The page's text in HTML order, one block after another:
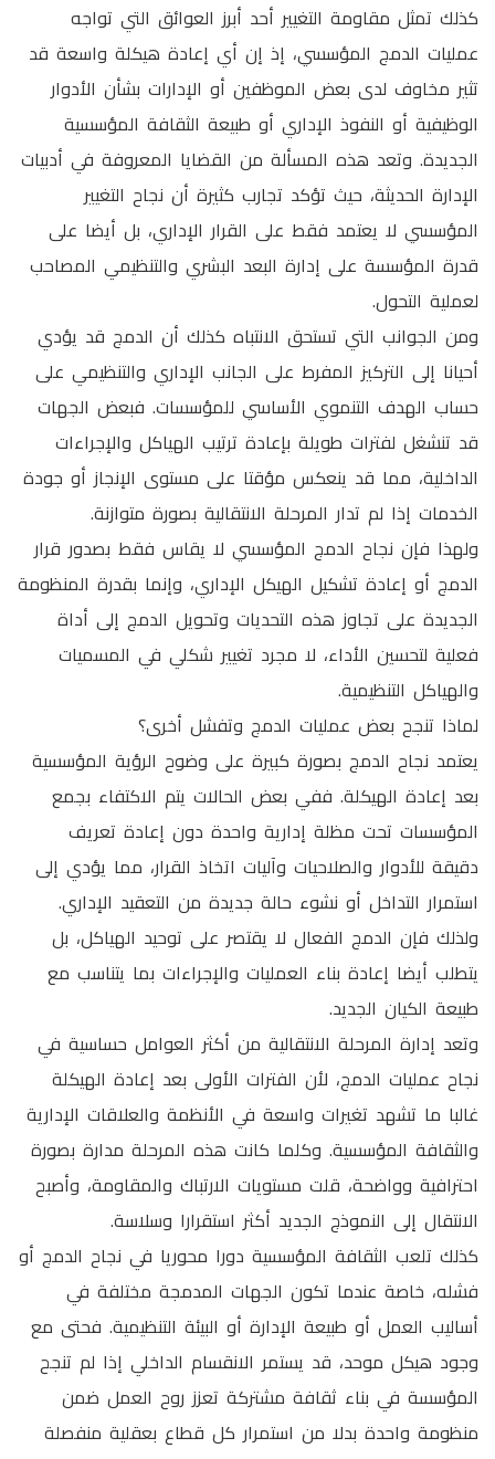
كذلك تمثل مقاومة التغيير أحد أبرز العوائق التي تواجه
عمليات الدمج المؤسسي، إذ إن أي إعادة هيكلة واسعة قد
تثير مخاوف لدى بعض الموظفين أو الإدارات بشأن الأدوار
الوظيفية أو النفوذ الإداري أو طبيعة الثقافة المؤسسية
الجديدة. وتعد هذه المسألة من القضايا المعروفة في أدبيات
الإدارة الحديثة، حيث تؤكد تجارب كثيرة أن نجاح التغيير
المؤسسي لا يعتمد فقط على القرار الإداري، بل أيضا على
قدرة المؤسسة على إدارة البعد البشري والتنظيمي المصاحب
لعملية التحول.
ومن الجوانب التي تستحق الانتباه كذلك أن الدمج قد يؤدي
أحيانا إلى التركيز المفرط على الجانب الإداري والتنظيمي على
حساب الهدف التنموي الأساسي للمؤسسات. فبعض الجهات
قد تنشغل لفترات طويلة بإعادة ترتيب الهياكل والإجراءات
الداخلية، مما قد ينعكس مؤقتا على مستوى الإنجاز أو جودة
الخدمات إذا لم تدار المرحلة الانتقالية بصورة متوازنة.
ولهذا فإن نجاح الدمج المؤسسي لا يقاس فقط بصدور قرار
الدمج أو إعادة تشكيل الهيكل الإداري، وإنما بقدرة المنظومة
الجديدة على تجاوز هذه التحديات وتحويل الدمج إلى أداة
فعلية لتحسين الأداء، لا مجرد تغيير شكلي في المسميات
والهياكل التنظيمية.
لماذا تنجح بعض عمليات الدمج وتفشل أخرى؟
يعتمد نجاح الدمج بصورة كبيرة على وضوح الرؤية المؤسسية
بعد إعادة الهيكلة. ففي بعض الحالات يتم الاكتفاء بجمع
المؤسسات تحت مظلة إدارية واحدة دون إعادة تعريف
دقيقة للأدوار والصلاحيات وآليات اتخاذ القرار، مما يؤدي إلى
استمرار التداخل أو نشوء حالة جديدة من التعقيد الإداري.
ولذلك فإن الدمج الفعال لا يقتصر على توحيد الهياكل، بل
يتطلب أيضا إعادة بناء العمليات والإجراءات بما يتناسب مع
طبيعة الكيان الجديد.
وتعد إدارة المرحلة الانتقالية من أكثر العوامل حساسية في
نجاح عمليات الدمج، لأن الفترات الأولى بعد إعادة الهيكلة
غالبا ما تشهد تغيرات واسعة في الأنظمة والعلاقات الإدارية
والثقافة المؤسسية. وكلما كانت هذه المرحلة مدارة بصورة
احترافية وواضحة، قلت مستويات الارتباك والمقاومة، وأصبح
الانتقال إلى النموذج الجديد أكثر استقرارا وسلاسة.
كذلك تلعب الثقافة المؤسسية دورا محوريا في نجاح الدمج أو
فشله، خاصة عندما تكون الجهات المدمجة مختلفة في
أساليب العمل أو طبيعة الإدارة أو البيئة التنظيمية. فحتى مع
وجود هيكل موحد، قد يستمر الانقسام الداخلي إذا لم تنجح
المؤسسة في بناء ثقافة مشتركة تعزز روح العمل ضمن
منظومة واحدة بدلا من استمرار كل قطاع بعقلية منفصلة